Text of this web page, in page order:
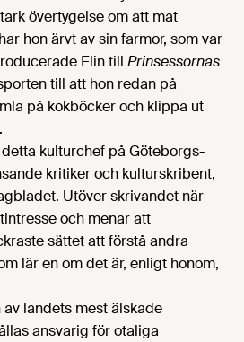
övertygelse om att mat
hon ärvt av sin farmor, som var
Elin till Prinsessornas
till att hon redan på
på kokböcker och klippa ut
kulturchef på Göteborgs-
kritiker och kulturskribent,
Utöver skrivandet när
och menar att
sättet att förstå andra
lär en om det är, enligt honom,
av landets mest älskade
ansvarig för otaliga